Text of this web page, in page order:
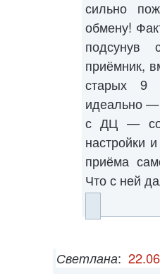
сильно
обмену!
подсунув
приёмник,
старых 9
идеально
с ДЦ —
настройки
приёма
Что с ней
Светлана: